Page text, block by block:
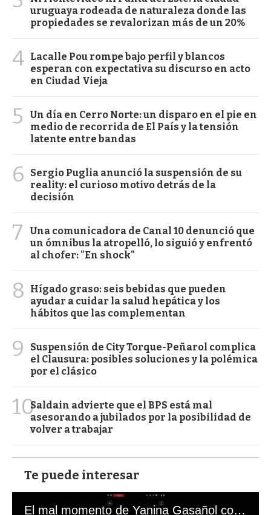
uruguaya rodeada de naturaleza donde las
propiedades se revalorizan más de un 20%
4 Lacalle Pou rompe bajo perfil y blancos
esperan con expectativa su discurso en acto
en Ciudad Vieja
5
Un día en Cerro Norte: un disparo en el pie en
medio de recorrida de El País y la tensión
latente entre bandas
6
Sergio Puglia anunció la suspensión de su
reality: el curioso motivo detrás de la
decisión
7
Una comunicadora de Canal 10 denunció que
un ómnibus la atropelló, lo siguió y enfrentó
al chofer: "En shock"
8
Hígado graso: seis bebidas que pueden
ayudar a cuidar la salud hepática y los
hábitos que las complementan
9
Suspensión de City Torque-Peñarol complica
el Clausura: posibles soluciones y la polémica
por el clásico
10Saldain advierte que el BPS está mal
asesorando a jubilados por la posibilidad de
volver a trabajar
Te puede interesar
El mal momento de Yanina Gasañol con un hincha argentino en "Subrayado"